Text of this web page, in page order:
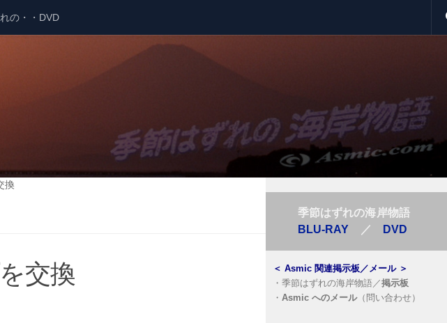
の・・DVD
換
交換
季節はずれの海岸物語
BLU-RAY ／ DVD
＜ Asmic 関連掲示板／メール＞
・ 季節はずれの海岸物語／掲示板
・ Asmic へのメール（問い合わせ）